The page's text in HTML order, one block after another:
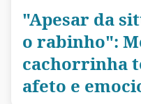
"Apesar da
o rabinho":
cachorrinha
afeto e